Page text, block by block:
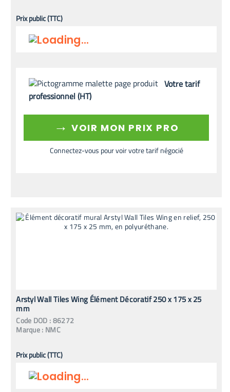
Prix public (TTC)
Votre tarif
professionnel (HT)
→ VOIR MON PRIX PRO
Connectez-vous pour voir votre tarif négocié
Arstyl Wall Tiles Wing Élément Décoratif 250 x 175 x 25
mm
Code DOD :86272
Marque : NMC
Prix public (TTC)